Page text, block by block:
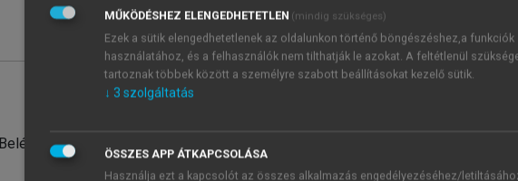
Belépés intézményi azonosítóval
Kérek értesítést a MeRSZ
Kérek értesítést az
MŰKÖDÉSHEZ ELENGEDHETETLEN (mindig szükséges)
Ezek a sütik elengedhetetlenek az oldalunkon történő böngészéshez,a funkciók
használatához, és a felhasználók nem tilthatják le azokat. A feltétlenül
tartoznak többek között a személyre szabott beállításokat kezelő sütik.
↓ 3 szolgáltatás
ÖSSZES APP ÁTKAPCSOLÁSA
Használja ezt a kapcsolót az összes alkalmazás engedélyezéséhez/